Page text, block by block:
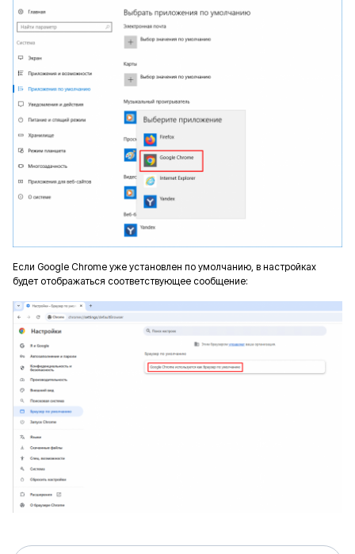
Если Google Chrome уже установлен по умолчанию, в настройках
будет отображаться соответствующее сообщение: